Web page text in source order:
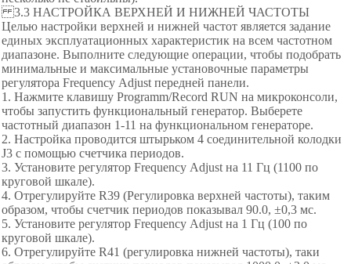
3.3 НАСТРОЙКА ВЕРХНЕЙ И НИЖНЕЙ ЧАСТОТЫ
Целью настройки верхней и нижней частот является задание
единых эксплуатационных характеристик на всем частотном
диапазоне. Выполните следующие операции, чтобы подобрать
минимальные и максимальные установочные параметры
регулятора Frequencу Adjust передней панели.
1. Нажмите клавишу Programm/Record RUN на микроконсоли,
чтобы запустить функциональный генератор. Выберете
частотный диапазон 1-11 на функциональном генераторе.
2. Настройка проводится штырьком 4 соединительной колодки
J3 с помощью счетчика периодов.
3. Установите регулятор Frequencу Adjust на 11 Гц (1100 по
круговой шкале).
4. Отрегулируйте R39 (Регулировка верхней частоты), таким
образом, чтобы счетчик периодов показывал 90.0, ±0,3 мс.
5. Установите регулятор Frequencу Adjust на 1 Гц (100 по
круговой шкале).
6. Отрегулируйте R41 (регулировка нижней частоты), таки